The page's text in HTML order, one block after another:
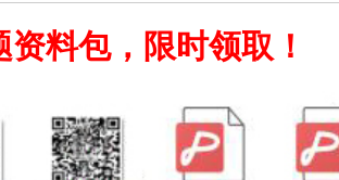
料包，限时领取！